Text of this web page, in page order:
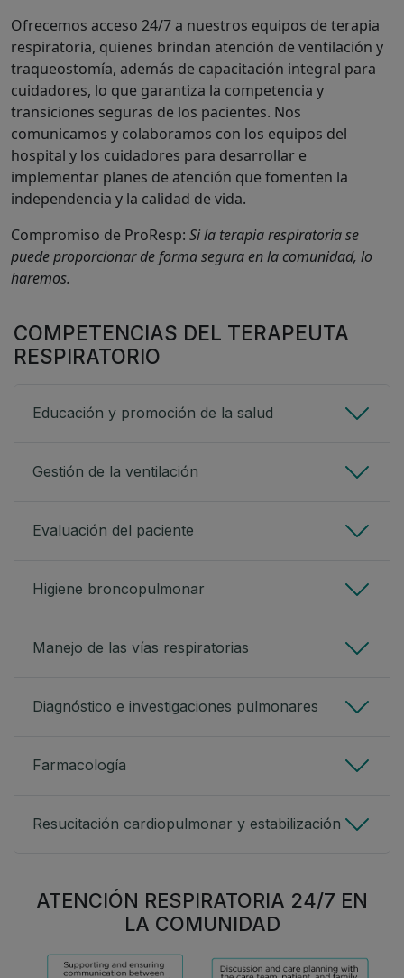
Ofrecemos acceso 24/7 a nuestros equipos de terapia
respiratoria, quienes brindan atención de ventilación y
traqueostomía, además de capacitación integral para
cuidadores, lo que garantiza la competencia y
transiciones seguras de los pacientes. Nos
comunicamos y colaboramos con los equipos del
hospital y los cuidadores para desarrollar e
implementar planes de atención que fomenten la
independencia y la calidad de vida.
Compromiso de ProResp: Si la terapia respiratoria se
puede proporcionar de forma segura en la comunidad, lo
haremos.
COMPETENCIAS DEL TERAPEUTA
RESPIRATORIO
Educación y promoción de la salud
Gestión de la ventilación
Evaluación del paciente
Higiene broncopulmonar
Manejo de las vías respiratorias
Diagnóstico e investigaciones pulmonares
Farmacología
Resucitación cardiopulmonar y estabilización
ATENCIÓN RESPIRATORIA 24/7 EN
LA COMUNIDAD